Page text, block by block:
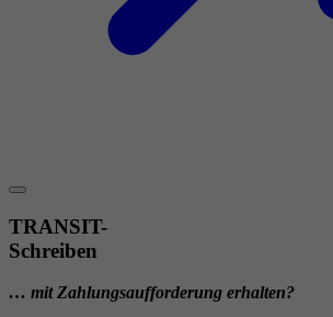
TRANSIT-
Schreiben
… mit Zahlungsaufforderung erhalten?